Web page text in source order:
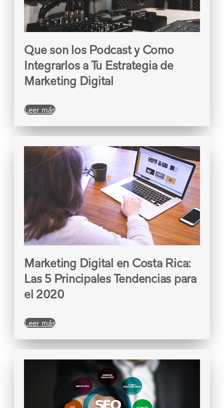
Que son los Podcast y Como
Integrarlos a Tu Estrategia de
Marketing Digital
Leer más
Marketing Digital en Costa Rica:
Las 5 Principales Tendencias para
el 2020
Leer más